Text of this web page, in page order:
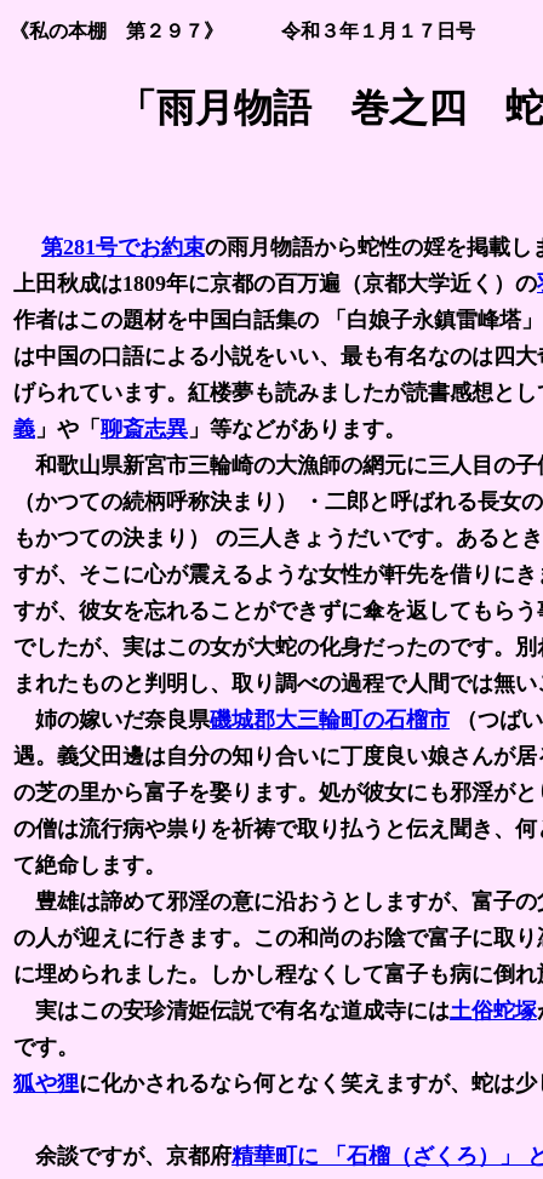
《私の本棚 第２９７》 令和３年１月１７日号
「雨月物語 巻之四
第281号でお約束の雨月物語から蛇性の婬を掲載し
上田秋成は1809年に京都の百万遍（京都大学近く）の
作者はこの題材を中国白話集の 「白娘子永鎮雷峰塔
は中国の口語による小説をいい、最も有名なのは四
げられています。紅楼夢も読みましたが読書感想と
義 」や「 聊斎志異 」等などがあります。
和歌山県新宮市三輪崎の大漁師の網元に三人目の
（かつての続柄呼称決まり） ・二郎と呼ばれる長
もかつての決まり） の三人きょうだいです。あると
すが、そこに心が震えるような女性が軒先を借りに
すが、彼女を忘れることができずに傘を返してもら
でしたが、実はこの女が大蛇の化身だったのです。
まれたものと判明し、取り調べの過程で人間では無
姉の嫁いだ奈良県磯城郡大三輪町の石榴市 （つば
遇。義父田邊は自分の知り合いに丁度良い娘さんが
の芝の里から富子を娶ります。処が彼女にも邪淫が
の僧は流行病や祟りを祈祷で取り払うと伝え聞き、
て絶命します。
豊雄は諦めて邪淫の意に沿おうとしますが、富子
の人が迎えに行きます。この和尚のお陰で富子に取
に埋められました。しかし程なくして富子も病に倒
実はこの安珍清姫伝説で有名な道成寺には土俗蛇塚
です。
狐や狸に化かされるなら何となく笑えますが、蛇は
余談ですが、京都府精華町に 「石榴（ざくろ）」